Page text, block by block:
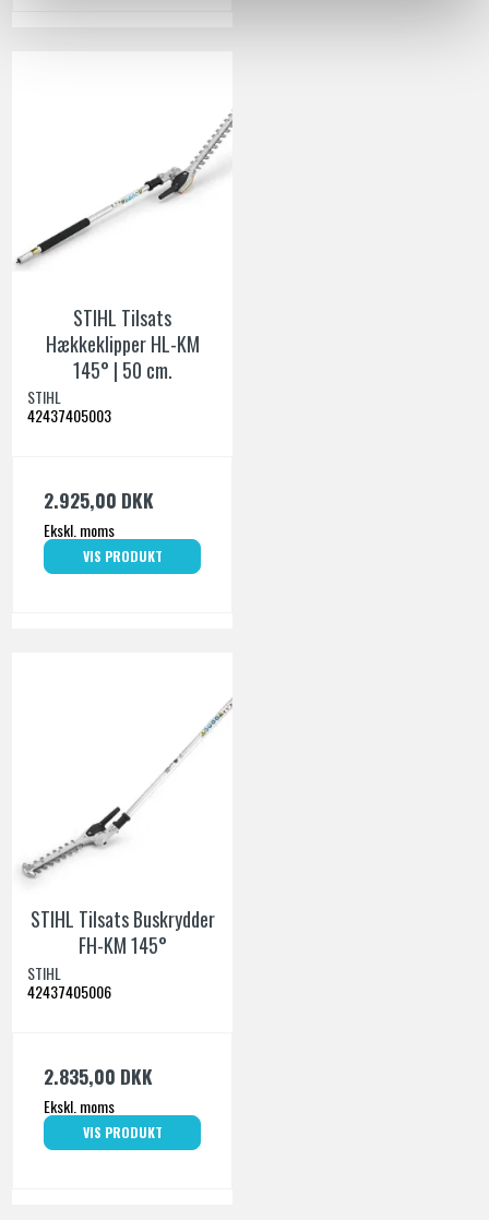
STIHL Tilsats
Hækkeklipper HL-KM
145° | 50 cm.
STIHL
42437405003
2.925,00 DKK
Ekskl. moms
VIS PRODUKT
STIHL Tilsats Buskrydder
FH-KM 145°
STIHL
42437405006
2.835,00 DKK
Ekskl. moms
VIS PRODUKT